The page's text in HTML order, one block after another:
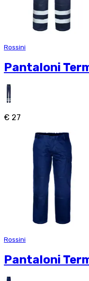
Rossini
Pantaloni
€ 27
Rossini
Pantaloni